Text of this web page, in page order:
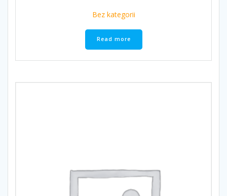
Bez kategorii
Read more